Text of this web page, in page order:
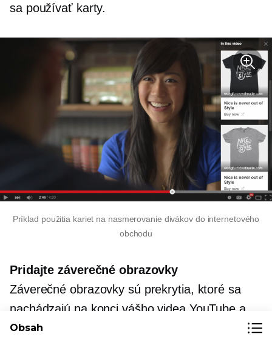
sa používať karty.
Príklad použitia kariet na nasmerovanie divákov do internetového
obchodu
Pridajte záverečné obrazovky
Záverečné obrazovky sú prekrytia, ktoré sa
nachádzajú na konci vášho videa YouTube a
povzbudzujú vašich divákov, aby po zhliadnutí
Obsah